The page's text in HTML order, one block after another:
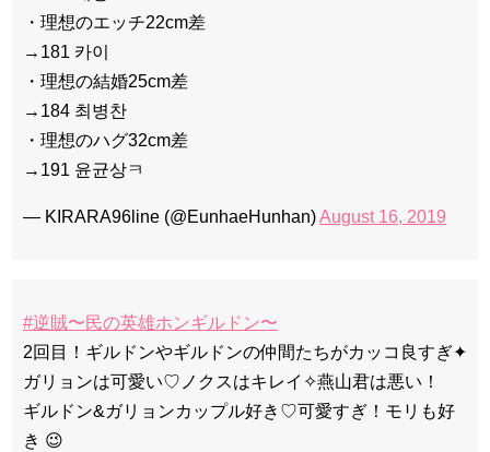
・理想のエッチ22cm差
→181 카이
・理想の結婚25cm差
→184 최병찬
・理想のハグ32cm差
→191 윤균상ㅋ
— KIRARA96line (@EunhaeHunhan)August 16, 2019
#逆賊〜民の英雄ホンギルドン〜
2回目！ギルドンやギルドンの仲間たちがカッコ良すぎ✦
ガリョンは可愛い♡ノクスはキレイ✧燕山君は悪い！
ギルドン&ガリョンカップル好き♡可愛すぎ！モリも好
き 😉